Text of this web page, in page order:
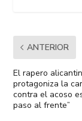
ANTERIOR
El rapero
protagoniza la
contra el acoso
paso al frente”